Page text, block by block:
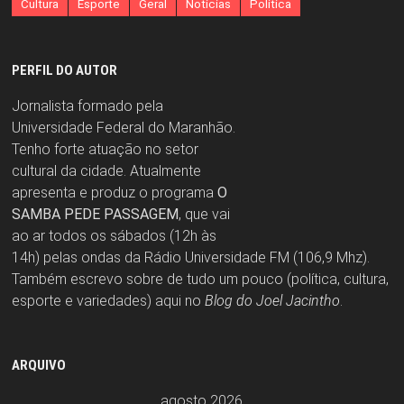
Cultura Esporte Geral Notícias Política
PERFIL DO AUTOR
Jornalista formado pela
Universidade Federal do Maranhão.
Tenho forte atuação no setor
cultural da cidade. Atualmente
apresenta e produz o programa O
SAMBA PEDE PASSAGEM, que vai
ao ar todos os sábados (12h às
14h) pelas ondas da Rádio Universidade FM (106,9 Mhz).
Também escrevo sobre de tudo um pouco (política, cultura,
esporte e variedades) aqui no Blog do Joel Jacintho.
ARQUIVO